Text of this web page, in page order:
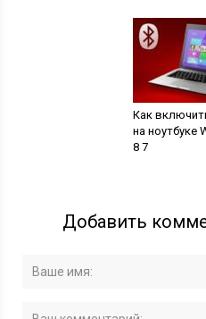
Как
на ноутбуке
8 7
Добавить